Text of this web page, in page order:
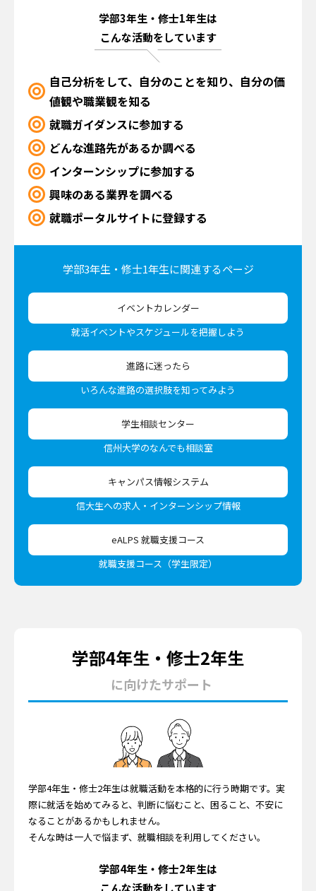
学部3年生・修士1年生は
こんな活動をしています
自己分析をして、自分のことを知り、自分の価
値観や職業観を知る
就職ガイダンスに参加する
どんな進路先があるか調べる
インターンシップに参加する
興味のある業界を調べる
就職ポータルサイトに登録する
学部3年生・修士1年生に関連するページ
イベントカレンダー
就活イベントやスケジュールを把握しよう
進路に迷ったら
いろんな進路の選択肢を知ってみよう
学生相談センター
信州大学のなんでも相談室
キャンパス情報システム
信大生への求人・インターンシップ情報
eALPS 就職支援コース
就職支援コース（学生限定）
学部4年生・修士2年生
に向けたサポート
学部4年生・修士2年生は就職活動を本格的に行う時期です。実
際に就活を始めてみると、判断に悩むこと、困ること、不安に
なることがあるかもしれません。
そんな時は一人で悩まず、就職相談を利用してください。
学部4年生・修士2年生は